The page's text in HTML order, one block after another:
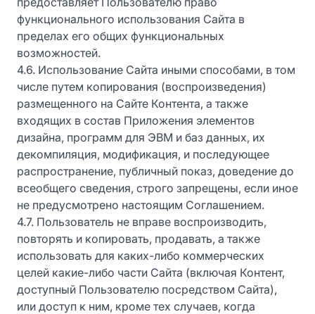
функционального использования Сайта в
пределах его общих функциональных
возможностей.
4.6. Использование Сайта иными способами, в том
числе путем копирования (воспроизведения)
размещенного на Сайте Контента, а также
входящих в состав Приложения элементов
дизайна, программ для ЭВМ и баз данных, их
декомпиляция, модификация, и последующее
распространение, публичный показ, доведение до
всеобщего сведения, строго запрещены, если иное
не предусмотрено настоящим Соглашением.
4.7. Пользователь не вправе воспроизводить,
повторять и копировать, продавать, а также
использовать для каких-либо коммерческих
целей какие-либо части Сайта (включая Контент,
доступный Пользователю посредством Сайта),
или доступ к ним, кроме тех случаев, когда